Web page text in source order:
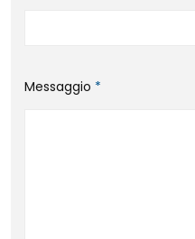
Messaggio *